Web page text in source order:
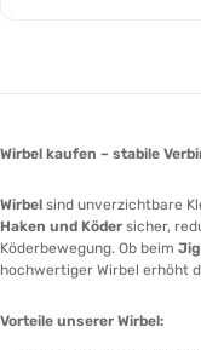
Wirbel kaufen – stabile
Wirbel sind unverzichtbare
Haken und Köder sicher,
Köderbewegung. Ob beim
hochwertiger Wirbel erhöht
Vorteile unserer Wirbel: